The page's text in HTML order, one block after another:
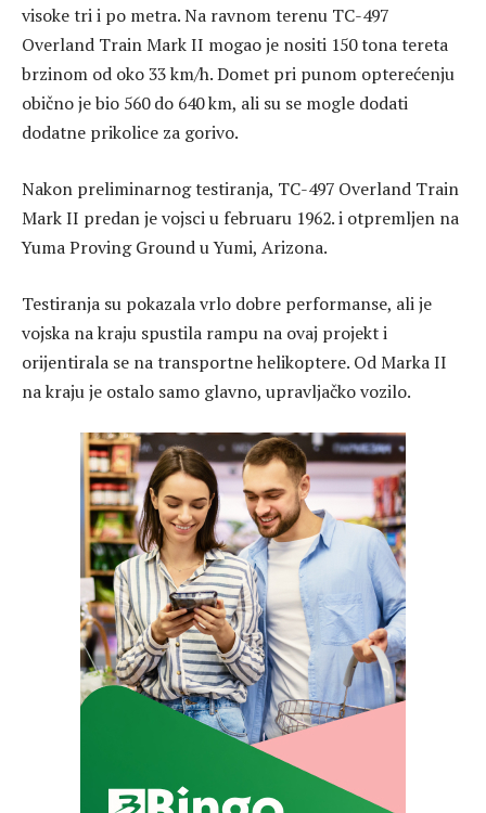
visoke tri i po metra. Na ravnom terenu TC-497
Overland Train Mark II mogao je nositi 150 tona tereta
brzinom od oko 33 km/h. Domet pri punom opterećenju
obično je bio 560 do 640 km, ali su se mogle dodati
dodatne prikolice za gorivo.
Nakon preliminarnog testiranja, TC-497 Overland Train
Mark II predan je vojsci u februaru 1962. i otpremljen na
Yuma Proving Ground u Yumi, Arizona.
Testiranja su pokazala vrlo dobre performanse, ali je
vojska na kraju spustila rampu na ovaj projekt i
orijentirala se na transportne helikoptere. Od Marka II
na kraju je ostalo samo glavno, upravljačko vozilo.